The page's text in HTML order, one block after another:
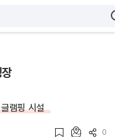
램핑 시설
0